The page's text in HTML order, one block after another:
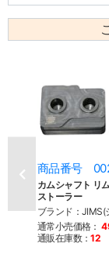
商品番号
カムシャフト リ
ストーラー
ブランド：JIMS(
通常小売価格：
通販在庫数：12